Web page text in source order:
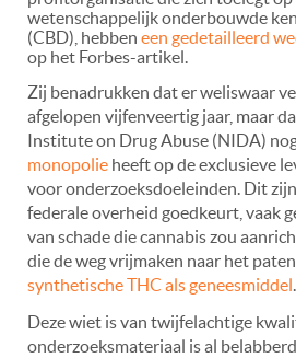
wetenschappelijk onderbouwde
(CBD), hebben een gedetailleerd
op het Forbes-artikel.
Zij benadrukken dat er weliswaar
afgelopen vijfenveertig jaar, maar
Institute on Drug Abuse (NIDA)
monopolie heeft op de exclusieve
voor onderzoeksdoeleinden. Dit
federale overheid goedkeurt, vaak
van schade die cannabis zou
die de weg vrijmaken naar het
synthetische THC als geneesmiddel.
Deze wiet is van twijfelachtige
onderzoeksmateriaal is al